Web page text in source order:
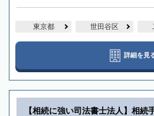
東京都 世田谷区
詳細を見
【相続に強い司法書士法人】相続